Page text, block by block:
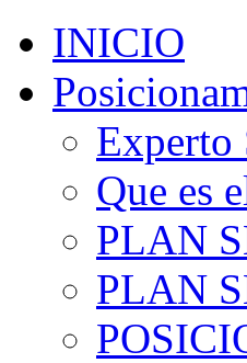
INICIO
Experto
Que es
PLAN
PLAN